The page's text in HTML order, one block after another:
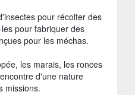
pour récolter des
pour fabriquer des
pour les méchas.
les marais, les ronces
d'une nature
missions.